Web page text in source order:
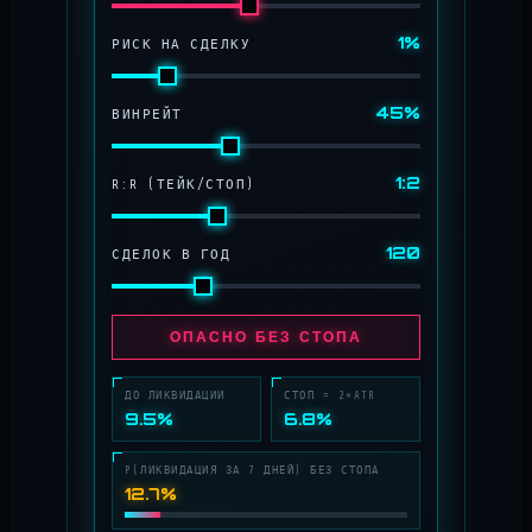
РИСК НА СДЕЛКУ 1%
ВИНРЕЙТ 45%
R:R (ТЕЙК/СТОП) 1:2
СДЕЛОК В ГОД 120
ОПАСНО БЕЗ СТОПА
ДО ЛИКВИДАЦИИ
9.5%
СТОП = 2×ATR
6.8%
P(ЛИКВИДАЦИЯ ЗА 7 ДНЕЙ) БЕЗ СТОПА
12.7%